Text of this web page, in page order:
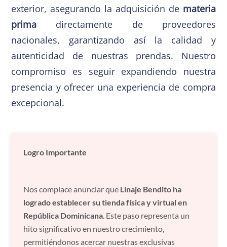
exterior, asegurando la adquisición de materia
prima directamente de proveedores
nacionales, garantizando así la calidad y
autenticidad de nuestras prendas. Nuestro
compromiso es seguir expandiendo nuestra
presencia y ofrecer una experiencia de compra
excepcional.
Logro Importante
Nos complace anunciar que Linaje Bendito ha
logrado establecer su tienda física y virtual en
República Dominicana. Este paso representa un
hito significativo en nuestro crecimiento,
permitiéndonos acercar nuestras exclusivas